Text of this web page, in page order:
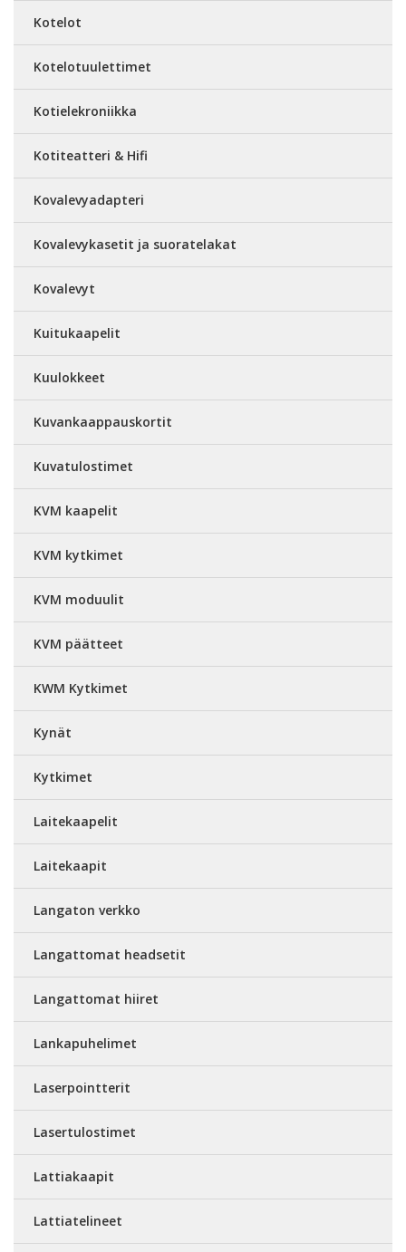
Kotelot
Kotelotuulettimet
Kotielekroniikka
Kotiteatteri & Hifi
Kovalevyadapteri
Kovalevykasetit ja suoratelakat
Kovalevyt
Kuitukaapelit
Kuulokkeet
Kuvankaappauskortit
Kuvatulostimet
KVM kaapelit
KVM kytkimet
KVM moduulit
KVM päätteet
KWM Kytkimet
Kynät
Kytkimet
Laitekaapelit
Laitekaapit
Langaton verkko
Langattomat headsetit
Langattomat hiiret
Lankapuhelimet
Laserpointterit
Lasertulostimet
Lattiakaapit
Lattiatelineet